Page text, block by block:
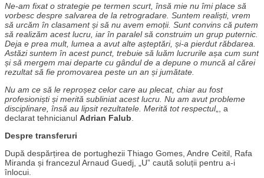
Ne-am fixat o strategie pe termen scurt, însă mie nu îmi place să
vorbesc despre salvarea de la retrogradare. Suntem realiști, vrem
să urcăm în clasament și să nu avem emoții. Sunt convins că putem
să realizăm acest lucru, iar în paralel să construim un grup puternic.
Deja e prea mult, lumea a avut alte așteptări, și-a pierdut răbdarea.
Astăzi suntem în acest punct, trebuie să luăm lucrurile așa cum sunt
și să mergem mai departe cu gândul de a depune o muncă al cărei
rezultat să fie promovarea peste un an și jumătate.
Nu am ce să le reproșez celor care au plecat, chiar au fost
profesioniști și merită subliniat acest lucru. Nu am avut probleme
disciplinare, însă au lipsit rezultatele. Merită tot respectul„, a
declarat tehnicianul Adrian Falub
Despre transferuri
După despărțirea de portughezii Thiago Gomes, Andre Ceitil, Rafa
Miranda și francezul Arnaud Guedj, „U” caută soluții pentru a-i
înlocui.